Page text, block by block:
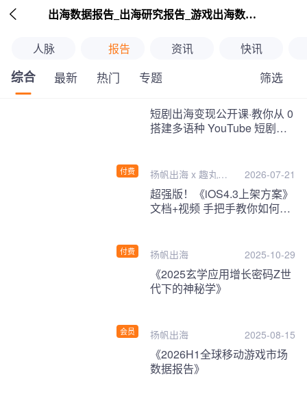
 出海数据报告_出海研究报告_游戏出海数据报告_海外趋势分析-扬帆出海
人脉 报告 资讯 快讯
综合 最新 热门 专题 筛选
继续下拉刷新
付费
短剧出海变现公开课·教你从 0
搭建多语种 YouTube 短剧频
扬帆出海 x 趣丸千 2026-07-21
付费
超强版！《iOS4.3上架方案》
文档+视频 手把手教你如何一
扬帆出海 2025-10-29
会员
《2025玄学应用增长密码Z世
代下的神秘学》
扬帆出海 2025-08-15
《2026H1全球移动游戏市场
数据报告》